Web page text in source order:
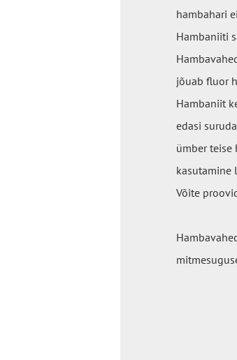
hambahari
Hambaniiti
jõuab fluor
Hambaniit
edasi
ümber teise
kasutamine
Võite